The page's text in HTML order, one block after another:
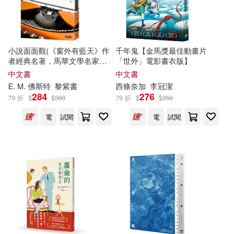
本書編(10) 李唐文化編(10)
杜斯妥也夫斯基(10) 林纓(10)
楊春龍(10) 歐馬克(10)
段立欣(10) 洪鎌德(10)
管家琪(10)
素人onlyプラム(10)
莎士比亞(10) 野田のんだ(10)
中國對外翻譯出版公司(40)
太雅出版社(40)
廈門大學出版社(40)
文國書局(40) 根華(40)
吉林大學出版社(39)
KADOKAWA(38)
小說面面觀(《窗外有藍天》作
者經典名著，馬華文學名家黎
紫書新譯本)
中文書
E. M. 佛斯特 黎紫書
79 折 $284 $360
電
試閱
千年鬼【金馬獎最佳動畫片
「世外」電影書衣版】
中文書
西條奈加 李冠潔
79 折 $276 $350
電
試閱